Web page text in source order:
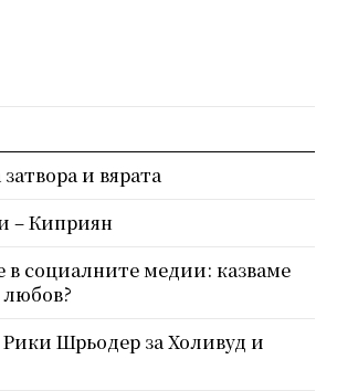
и вярата
– Киприян
социалните медии: казваме
Шрьодер за Холивуд и